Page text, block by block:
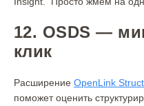
12. OSDS —
клик
Расширение OpenLink
поможет оценить